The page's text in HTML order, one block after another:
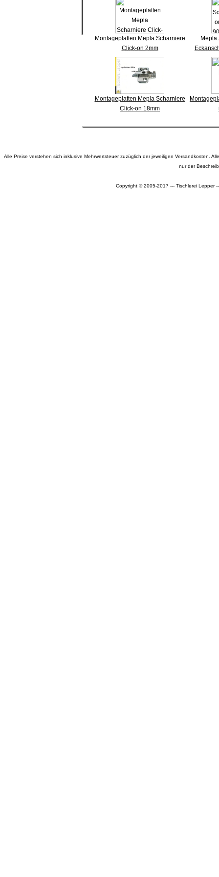
Montageplatten Mepla Scharniere
Click-on 2mm
Mepla
Montageplatten Mepla Scharniere
Click-on 18mm
Alle Preise verstehen sich inklusive Mehrwertsteuer zuzüglich der jeweiligen Versandkosten.
nur der
Copyright © 2005-2017 --- Tischlerei Lepper